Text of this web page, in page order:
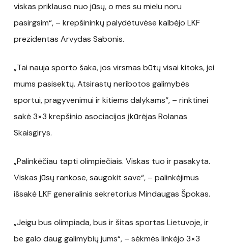
viskas priklauso nuo jūsų, o mes su mielu noru
pasirgsim“, – krepšininkų palydėtuvėse kalbėjo LKF
prezidentas Arvydas Sabonis.
„Tai nauja sporto šaka, jos virsmas būtų visai kitoks, jei
mums pasisektų. Atsirastų neribotos galimybės
sportui, pragyvenimui ir kitiems dalykams“, – rinktinei
sakė 3×3 krepšinio asociacijos įkūrėjas Rolanas
Skaisgirys.
„Palinkėčiau tapti olimpiečiais. Viskas tuo ir pasakyta.
Viskas jūsų rankose, saugokit save“, – palinkėjimus
išsakė LKF generalinis sekretorius Mindaugas Špokas.
„Jeigu bus olimpiada, bus ir šitas sportas Lietuvoje, ir
be galo daug galimybių jums“, – sėkmės linkėjo 3×3